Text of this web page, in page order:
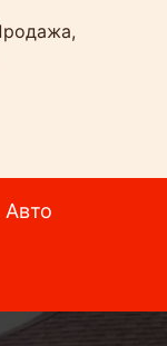
Авто